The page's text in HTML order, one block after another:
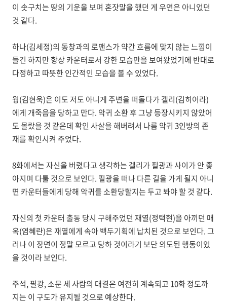
이 솟구치는 땅의 기운을 보며 혼잣말을 했던 게 우연은 아니었던
것 같다.
하나(김세정)의 동창과의 로맨스가 약간 흐름에 맞지 않는 느낌이
들긴 하지만 항상 카운터로서 강한 모습만을 보여왔었기에 반대로
다정하고 따뜻한 인간적인 모습을 볼 수 있었다.
웡(김현욱)은 이도 저도 아니게 주변을 떠돌다가 겔리(김히어라)
에게 개죽음을 당하고 만다. 악귀 소환 후 그냥 등장시키지 않았어
도 몰랐을 것 같은데 확인 사살을 해버려서 나름 악귀 3인방의 존
재를 확인시켜 주었다.
8화에서는 자신을 버렸다고 생각하는 겔리가 필광과 사이가 안 좋
아지며 다툴 것으로 보인다. 필광을 떠나 다른 길을 가게 될지 아니
면 카운터들에게 당해 악귀를 소환당할지는 두고 봐야 할 것 같다.
자신의 첫 카운터 출동 당시 구해주었던 재열(정택현)을 아끼던 매
옥(염혜란)은 재열에게 속아 백두기획에 납치된 것으로 보인다. 그
러나 이 장면이 정말 모르고 당하 것이라기 보단 의도된 행동이었
을 것이라 보인다.
주석, 필광, 소문 세 사람의 대결은 여전히 계속되고 10화 정도까
지는 이 구도가 유지될 것으로 예상한다.